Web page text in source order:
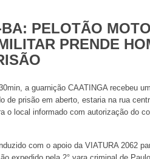
PELOTÃO
PRENDE
a guarnição CAATINGA recebeu
de prisão em aberto, estaria na rua
o local informado com autorização do
com o apoio da VIATURA 2062